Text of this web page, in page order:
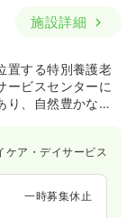
施設詳細
置する特別養護老
ービスセンターに
り、自然豊かな環
ケア・デイサービス
一時募集休止